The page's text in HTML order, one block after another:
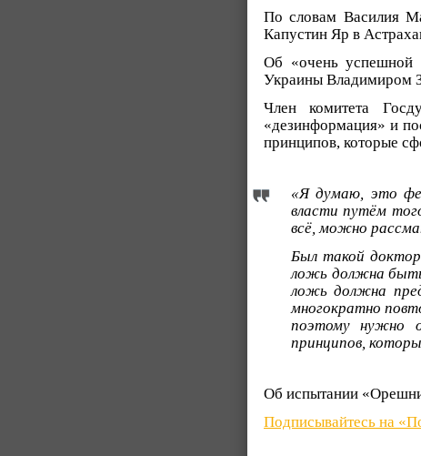
По словам Василия
Капустин Яр в
Об «очень успешной
Украины Владимиром
Член комитета
«дезинформация» и
принципов, которые
«Я думаю, это
власти путём
всё, можно
Был такой
ложь должна быть
ложь должна
многократно
поэтому нужно
принципов,
Об испытании
Подписывайтесь на